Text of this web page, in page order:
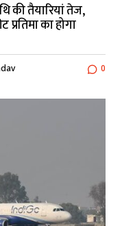
की तैयारियां तेज,
का होगा
0